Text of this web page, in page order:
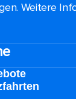
Weitere